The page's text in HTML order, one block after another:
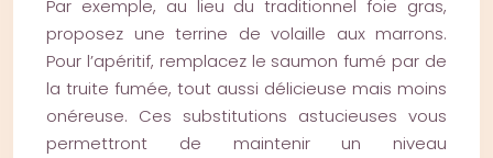
Par exemple, au lieu du traditionnel foie gras,
proposez une terrine de volaille aux marrons.
Pour l’apéritif, remplacez le saumon fumé par de
la truite fumée, tout aussi délicieuse mais moins
onéreuse. Ces substitutions astucieuses vous
permettront de maintenir un niveau